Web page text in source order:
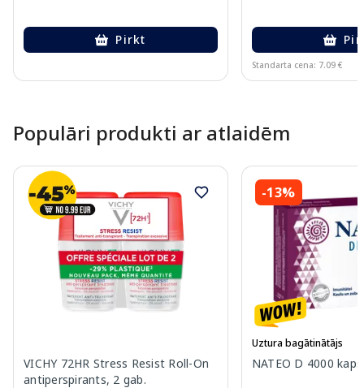
Pirkt
Standarta cena: 7.09 €
Populāri produkti ar atlaidēm
VICHY 72HR Stress Resist Roll-On
antiperspirants, 2 gab.
-13%
Uztura bagātinātājs
NATEO D 4000